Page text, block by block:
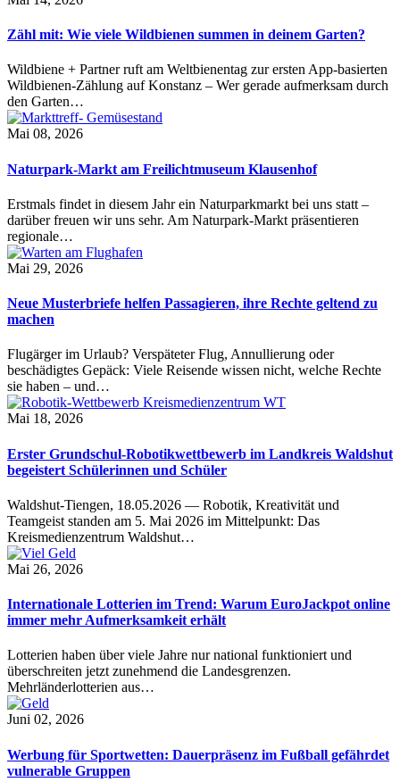
Zähl mit: Wie viele Wildbienen summen in deinem Garten?
Wildbiene + Partner ruft am Weltbienentag zur ersten App-basierten
Wildbienen-Zählung auf Konstanz – Wer gerade aufmerksam durch
den Garten…
Mai 08, 2026
Naturpark-Markt am Freilichtmuseum Klausenhof
Erstmals findet in diesem Jahr ein Naturparkmarkt bei uns statt –
darüber freuen wir uns sehr. Am Naturpark-Markt präsentieren
regionale…
Mai 29, 2026
Neue Musterbriefe helfen Passagieren, ihre Rechte geltend zu
machen
Flugärger im Urlaub? Verspäteter Flug, Annullierung oder
beschädigtes Gepäck: Viele Reisende wissen nicht, welche Rechte
sie haben – und…
Mai 18, 2026
Erster Grundschul-Robotikwettbewerb im Landkreis Waldshut
begeistert Schülerinnen und Schüler
Waldshut-Tiengen, 18.05.2026 — Robotik, Kreativität und
Teamgeist standen am 5. Mai 2026 im Mittelpunkt: Das
Kreismedienzentrum Waldshut…
Mai 26, 2026
Internationale Lotterien im Trend: Warum EuroJackpot online
immer mehr Aufmerksamkeit erhält
Lotterien haben über viele Jahre nur national funktioniert und
überschreiten jetzt zunehmend die Landesgrenzen.
Mehrländerlotterien aus…
Juni 02, 2026
Werbung für Sportwetten: Dauerpräsenz im Fußball gefährdet
vulnerable Gruppen